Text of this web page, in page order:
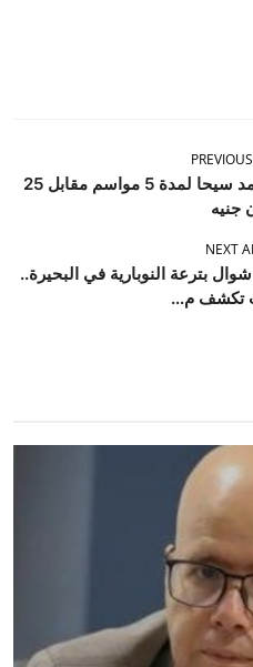
رسميًا.. الأهلي يضم الحارس محمد سيحا لمدة 5 مواسم مقابل 25
جنيه
NEXT
بترعة النوبارية في البحيرة..
تكشف م...